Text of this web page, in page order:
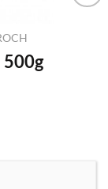
500g